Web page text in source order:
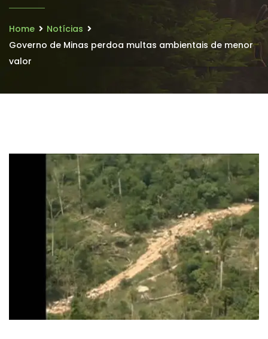
Home
Notícias
Governo de Minas perdoa multas ambientais de menor
valor